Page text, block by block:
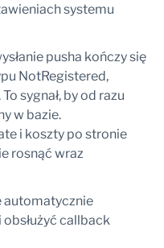
systemu
pusha kończy się
NotRegistered,
sygnał, by od razu
w bazie.
i koszty po stronie
rosnąć wraz
automatycznie
callback